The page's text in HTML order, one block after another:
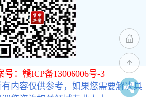
号：赣ICP备13006006号-3
内容仅供参考，如果您需要解决具